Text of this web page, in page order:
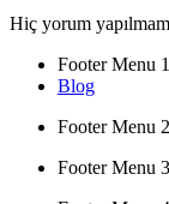
Hiç yorum
Footer Menu 1
Blog
Footer Menu 2
Footer Menu 3